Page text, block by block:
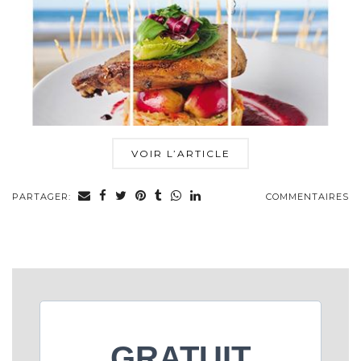
VOIR L’ARTICLE
PARTAGER: COMMENTAIRES